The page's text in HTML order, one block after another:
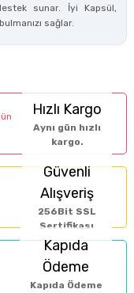
sunar. İyi Kapsül,
sağlar.
Hızlı Kargo
Aynı gün hızlı
kargo.
Güvenli
Alışveriş
256Bit SSL
Sertifikası
Kapıda
Ödeme
Kapıda Ödeme